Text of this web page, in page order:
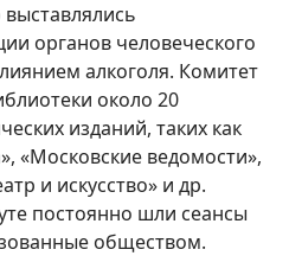
органов человеческого
алкоголя. Комитет
около 20
изданий, таких как
«Московские ведомости»,
и искусство» и др.
постоянно шли сеансы
обществом.